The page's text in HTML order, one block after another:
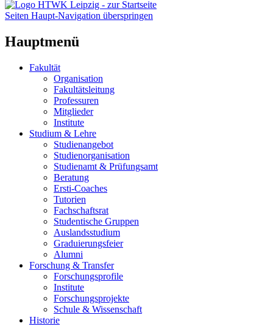
Seiten Haupt-Navigation überspringen
Hauptmenü
Fakultät
Organisation
Fakultätsleitung
Professuren
Mitglieder
Institute
Studium & Lehre
Studienangebot
Studienorganisation
Studienamt & Prüfungsamt
Beratung
Ersti-Coaches
Tutorien
Fachschaftsrat
Studentische Gruppen
Auslandsstudium
Graduierungsfeier
Alumni
Forschung & Transfer
Forschungsprofile
Institute
Forschungsprojekte
Schule & Wissenschaft
Historie